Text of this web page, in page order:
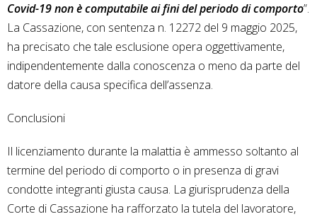
Covid-19 non è computabile ai fini del periodo di comporto”.
La Cassazione, con sentenza n. 12272 del 9 maggio 2025,
ha precisato che tale esclusione opera oggettivamente,
indipendentemente dalla conoscenza o meno da parte del
datore della causa specifica dell’assenza.
Conclusioni
Il licenziamento durante la malattia è ammesso soltanto al
termine del periodo di comporto o in presenza di gravi
condotte integranti giusta causa. La giurisprudenza della
Corte di Cassazione ha rafforzato la tutela del lavoratore,